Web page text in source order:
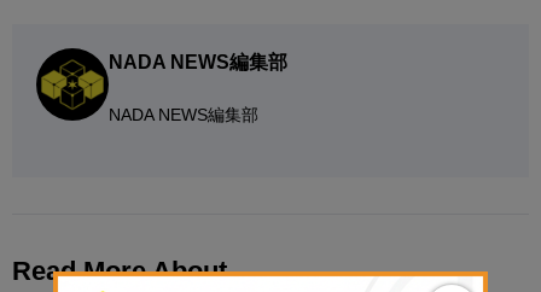
NADA NEWS編集部
NADA NEWS編集部
Read More About